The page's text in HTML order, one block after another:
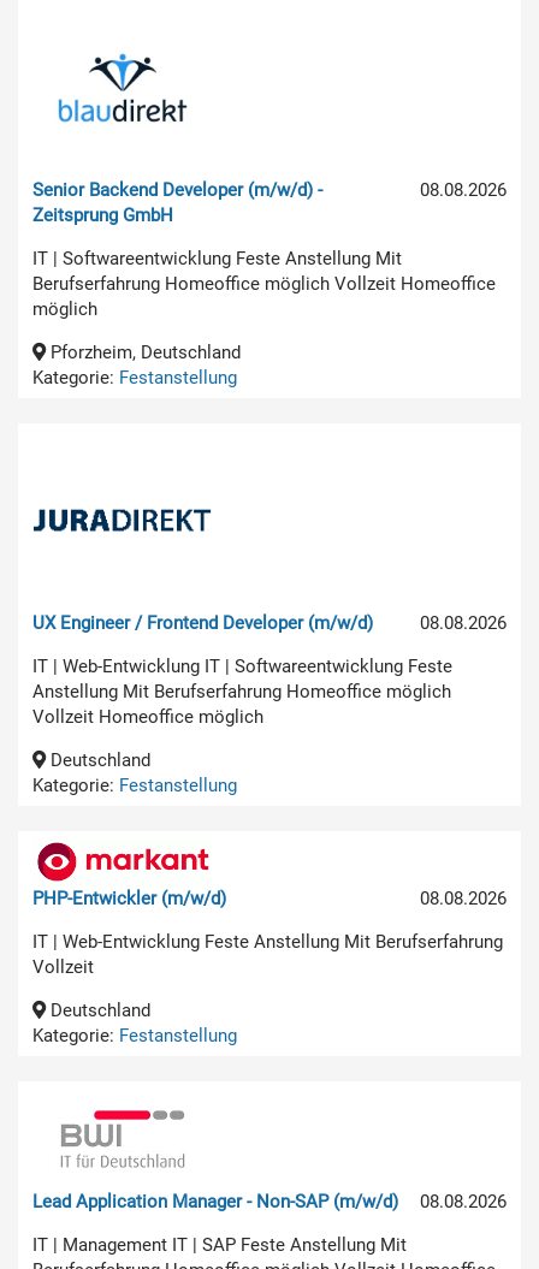
08.08.2026
Senior Backend Developer (m/w/d) -
Zeitsprung GmbH
IT | Softwareentwicklung Feste Anstellung Mit
Berufserfahrung Homeoffice möglich Vollzeit Homeoffice
möglich
Pforzheim, Deutschland
Kategorie: Festanstellung
08.08.2026
UX Engineer / Frontend Developer (m/w/d)
IT | Web-Entwicklung IT | Softwareentwicklung Feste
Anstellung Mit Berufserfahrung Homeoffice möglich
Vollzeit Homeoffice möglich
Deutschland
Kategorie: Festanstellung
08.08.2026
PHP-Entwickler (m/w/d)
IT | Web-Entwicklung Feste Anstellung Mit Berufserfahrung
Vollzeit
Deutschland
Kategorie: Festanstellung
08.08.2026
Lead Application Manager - Non-SAP (m/w/d)
IT | Management IT | SAP Feste Anstellung Mit